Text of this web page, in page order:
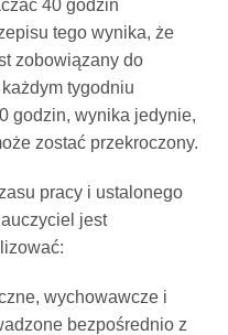
40 godzin
tego wynika, że
zobowiązany do
tygodniu
godzin, wynika jedynie,
zostać przekroczony.
pracy i ustalonego
jest
wychowawcze i
bezpośrednio z